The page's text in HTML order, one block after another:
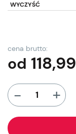
WYCZYŚĆ
cena brutto:
od 118,99
- +